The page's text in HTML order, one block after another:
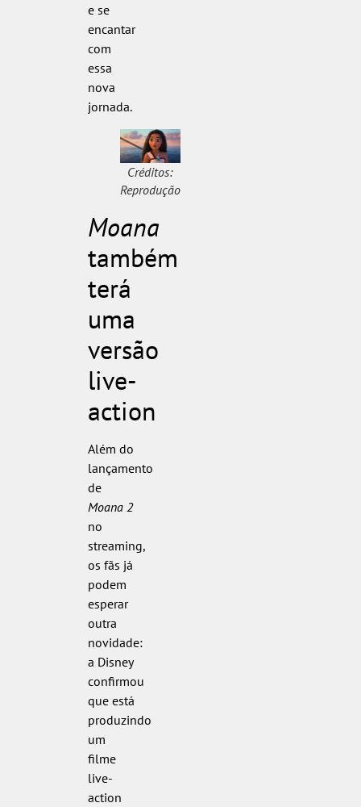
e se
encantar
com
essa
nova
jornada.
Créditos:
Reprodução
Moana
também
terá
uma
versão
live-
action
Além do
lançamento
de
Moana 2
no
streaming,
os fãs já
podem
esperar
outra
novidade:
a Disney
confirmou
que está
produzindo
um
filme
live-
action